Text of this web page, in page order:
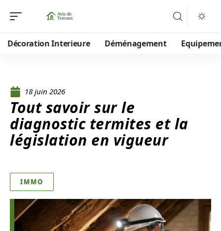
Décoration Interieure Déménagement
18 juin 2026
Tout savoir sur le
diagnostic termites et la
législation en vigueur
IMMO